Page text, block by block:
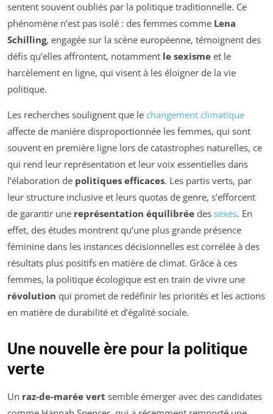
sentent souvent oubliés par la politique traditionnelle. Ce
phénomène n’est pas isolé : des femmes comme Lena
Schilling, engagée sur la scène européenne, témoignent des
défis qu’elles affrontent, notamment le sexisme et le
harcèlement en ligne, qui visent à les éloigner de la vie
politique.
Les recherches soulignent que le changement climatique
affecte de manière disproportionnée les femmes, qui sont
souvent en première ligne lors de catastrophes naturelles, ce
qui rend leur représentation et leur voix essentielles dans
l’élaboration de politiques efficaces. Les partis verts, par
leur structure inclusive et leurs quotas de genre, s’efforcent
de garantir une représentation équilibrée des sexes. En
effet, des études montrent qu’une plus grande présence
féminine dans les instances décisionnelles est corrélée à des
résultats plus positifs en matière de climat. Grâce à ces
femmes, la politique écologique est en train de vivre une
révolution qui promet de redéfinir les priorités et les actions
en matière de durabilité et d’égalité sociale.
Une nouvelle ère pour la politique
verte
Un raz-de-marée vert semble émerger avec des candidates